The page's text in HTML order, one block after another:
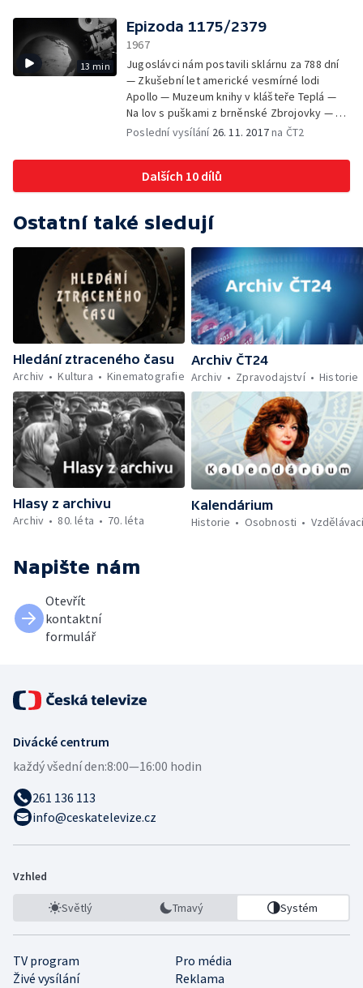
vypráví o své životní anabázi
13 min
Epizoda 1175/2379
1967
Jugoslávci nám postavili sklárnu za 788 dní
— Zkušební let americké vesmírné lodi
Apollo — Muzeum knihy v klášteře Teplá —
Na lov s puškami z brněnské Zbrojovky — Na
kamzíky se sítěmi — Jak se líhnou lososi —
uspořádali mezinárodní soutěž v tanci — Náš
fejeton: 65 let herečky Olgy Scheinpflugové
Poslední vysílání 26. 11. 2017na ČT2
Dalších 10 dílů
Ostatní také sledují
Hledání ztraceného času
Archiv
Kultura Kinematografie
Archiv ČT24
Archiv
Zpravodajství Historie
Hlasy z archivu
Archiv
80. léta 70. léta
Kalendárium
Historie
Osobnosti
Napište nám
Otevřít
kontaktní
formulář
Divácké centrum
každý všední den:8:00—16:00 hodin
261 136 113
info@ceskatelevize.cz
Vzhled
Světlý Tmavý Systém
TV program
Pro média
Živé vysílání
Reklama